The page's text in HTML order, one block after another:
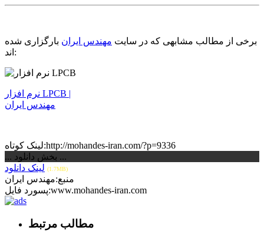
برخی از مطالب مشابهی که در سایت مهندس ایران بارگزاری شده
اند:
نرم افزار LPCB |
مهندس ایران
لینک کوتاه:http://mohandes-iran.com/?p=9336
... بخش دانلود ...
لینک دانلود
(1.7MB)
منبع:مهندس ایران
پسورد فایل:www.mohandes-iran.com
مطالب مرتبط